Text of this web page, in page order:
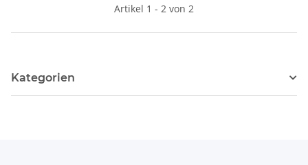
Artikel 1 - 2 von 2
Kategorien